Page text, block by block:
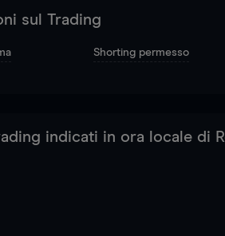
sul Trading
Shorting permesso
indicati in ora locale di